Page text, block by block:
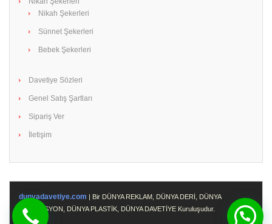
Nikah Şekerleri
Sünnet Şekerleri
Bebek Şekerleri
Davetiye Sözleri
Genel Satış Şartları
Sipariş Ver
İletişim
dunyadavetiye.com | Bir DÜNYA REKLAM, DÜNYA DERİ, DÜNYA
PROMOSYON, DÜNYA PLASTİK, DÜNYA DAVETİYE Kuruluşudur.